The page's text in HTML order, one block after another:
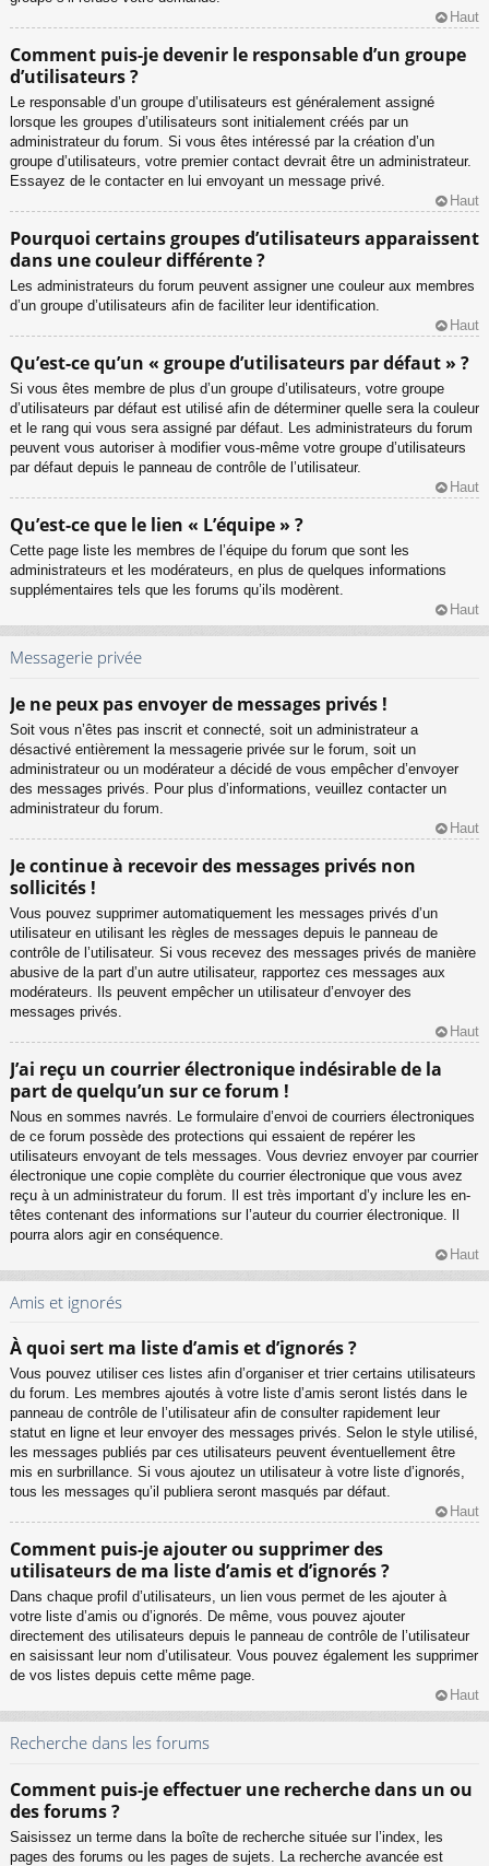
Haut
Comment puis-je devenir le responsable d’un groupe
d’utilisateurs ?
Le responsable d’un groupe d’utilisateurs est généralement assigné
lorsque les groupes d’utilisateurs sont initialement créés par un
administrateur du forum. Si vous êtes intéressé par la création d’un
groupe d’utilisateurs, votre premier contact devrait être un administrateur.
Essayez de le contacter en lui envoyant un message privé.
Haut
Pourquoi certains groupes d’utilisateurs apparaissent
dans une couleur différente ?
Les administrateurs du forum peuvent assigner une couleur aux membres
d’un groupe d’utilisateurs afin de faciliter leur identification.
Haut
Qu’est-ce qu’un « groupe d’utilisateurs par défaut » ?
Si vous êtes membre de plus d’un groupe d’utilisateurs, votre groupe
d’utilisateurs par défaut est utilisé afin de déterminer quelle sera la couleur
et le rang qui vous sera assigné par défaut. Les administrateurs du forum
peuvent vous autoriser à modifier vous-même votre groupe d’utilisateurs
par défaut depuis le panneau de contrôle de l’utilisateur.
Haut
Qu’est-ce que le lien « L’équipe » ?
Cette page liste les membres de l’équipe du forum que sont les
administrateurs et les modérateurs, en plus de quelques informations
supplémentaires tels que les forums qu’ils modèrent.
Haut
Messagerie privée
Je ne peux pas envoyer de messages privés !
Soit vous n’êtes pas inscrit et connecté, soit un administrateur a
désactivé entièrement la messagerie privée sur le forum, soit un
administrateur ou un modérateur a décidé de vous empêcher d’envoyer
des messages privés. Pour plus d’informations, veuillez contacter un
administrateur du forum.
Haut
Je continue à recevoir des messages privés non
sollicités !
Vous pouvez supprimer automatiquement les messages privés d’un
utilisateur en utilisant les règles de messages depuis le panneau de
contrôle de l’utilisateur. Si vous recevez des messages privés de manière
abusive de la part d’un autre utilisateur, rapportez ces messages aux
modérateurs. Ils peuvent empêcher un utilisateur d’envoyer des
messages privés.
Haut
J’ai reçu un courrier électronique indésirable de la
part de quelqu’un sur ce forum !
Nous en sommes navrés. Le formulaire d’envoi de courriers électroniques
de ce forum possède des protections qui essaient de repérer les
utilisateurs envoyant de tels messages. Vous devriez envoyer par courrier
électronique une copie complète du courrier électronique que vous avez
reçu à un administrateur du forum. Il est très important d’y inclure les en-
têtes contenant des informations sur l’auteur du courrier électronique. Il
pourra alors agir en conséquence.
Haut
Amis et ignorés
À quoi sert ma liste d’amis et d’ignorés ?
Vous pouvez utiliser ces listes afin d’organiser et trier certains utilisateurs
du forum. Les membres ajoutés à votre liste d’amis seront listés dans le
panneau de contrôle de l’utilisateur afin de consulter rapidement leur
statut en ligne et leur envoyer des messages privés. Selon le style utilisé,
les messages publiés par ces utilisateurs peuvent éventuellement être
mis en surbrillance. Si vous ajoutez un utilisateur à votre liste d’ignorés,
tous les messages qu’il publiera seront masqués par défaut.
Haut
Comment puis-je ajouter ou supprimer des
utilisateurs de ma liste d’amis et d’ignorés ?
Dans chaque profil d’utilisateurs, un lien vous permet de les ajouter à
votre liste d’amis ou d’ignorés. De même, vous pouvez ajouter
directement des utilisateurs depuis le panneau de contrôle de l’utilisateur
en saisissant leur nom d’utilisateur. Vous pouvez également les supprimer
de vos listes depuis cette même page.
Haut
Recherche dans les forums
Comment puis-je effectuer une recherche dans un ou
des forums ?
Saisissez un terme dans la boîte de recherche située sur l’index, les
pages des forums ou les pages de sujets. La recherche avancée est